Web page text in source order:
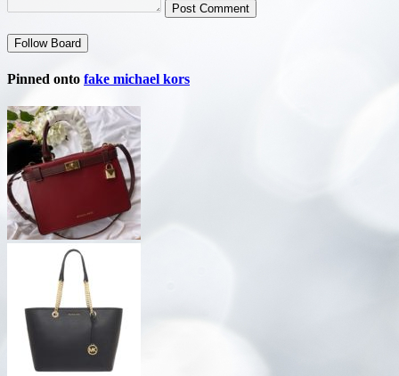
Post Comment
Follow Board
Pinned onto fake michael kors